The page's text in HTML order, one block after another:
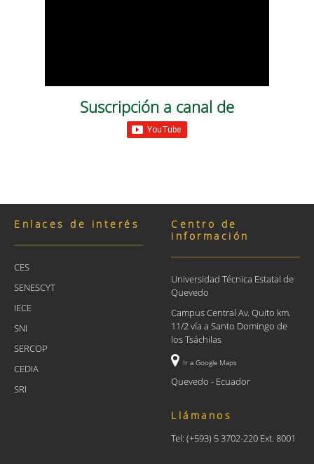
Suscripción a canal de
Enlaces de interés
CES
SENESCYT
IECE
SNI
SERCOP
CEDIA
SRI
Centro de
información
Universidad Técnica Estatal de
Quevedo
Campus Central Av. Quito km.
11/2 vía a Santo Domingo de
los Tsáchilas
Ir a Google Maps
Quevedo - Ecuador
Llámanos
Tel: (+593) 5 3702-220 Ext. 8001